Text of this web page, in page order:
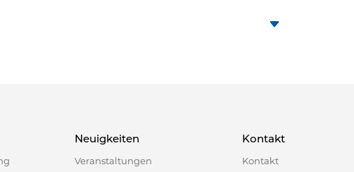
Neuigkeiten
Veranstaltungen
Kontakt
Kontakt